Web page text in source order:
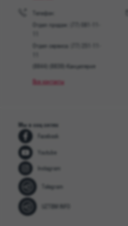
Телефон:
Отдел продаж: (77) 081-11-
Отдел сервиса: (77) 251-11-
(8844) (8839)-Канцелярия
Все контакты
Мы в соц сетях
Facebook
Youtube
Instagram
Telegram